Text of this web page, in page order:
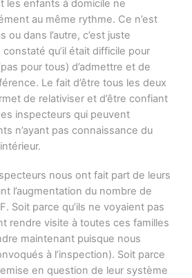
les enfants à domicile ne
au même rythme. Ce n’est
ou dans l’autre, c’est juste
qu’il était difficile pour
pour tous) d’admettre et de
Le fait d’être tous les deux
de relativiser et d’être confiant
inspecteurs qui peuvent
n’ayant pas connaissance du
nous ont fait part de leurs
l’augmentation du nombre de
Soit parce qu’ils ne voyaient pas
rendre visite à toutes ces familles
maintenant puisque nous
à l’inspection). Soit parce
en question de leur système